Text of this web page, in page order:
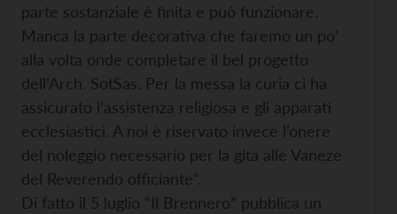
parte sostanziale è finita e può funzionare.
Manca la parte decorativa che faremo un po’
alla volta onde completare il bel progetto
dell’Arch. SotSas. Per la messa la curia ci ha
assicurato l’assistenza religiosa e gli apparati
ecclesiastici. A noi è riservato invece l’onere
del noleggio necessario per la gita alle Vaneze
del Reverendo officiante”.
Di fatto il 5 luglio “Il Brennero” pubblica un